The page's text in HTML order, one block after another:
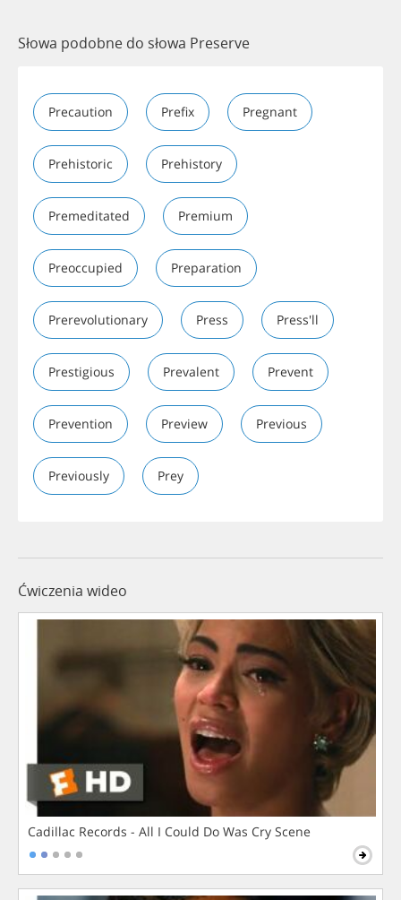
Słowa podobne do słowa Preserve
Precaution Prefix Pregnant
Prehistoric Prehistory
Premeditated Premium
Preoccupied Preparation
Prerevolutionary Press Press'll
Prestigious Prevalent Prevent
Prevention Preview Previous
Previously Prey
Ćwiczenia wideo
Cadillac Records - All I Could Do Was Cry Scene